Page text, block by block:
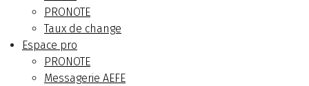
PRONOTE
Taux de change
Espace pro
PRONOTE
Messagerie AEFE